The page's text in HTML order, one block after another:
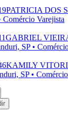
PATRICIA DOS
Comércio Varejista
GABRIEL
SP •
KAMILY
SP •